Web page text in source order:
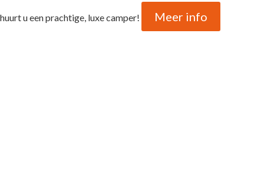
huurt u een prachtige, luxe camper! Meer info